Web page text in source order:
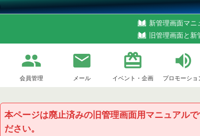
新管理画面マニ
旧管理画面と
会員管理 メール イベント・企画 プロモーショ
本ページは廃止済みの旧管理画面用マニュアル
ださい。